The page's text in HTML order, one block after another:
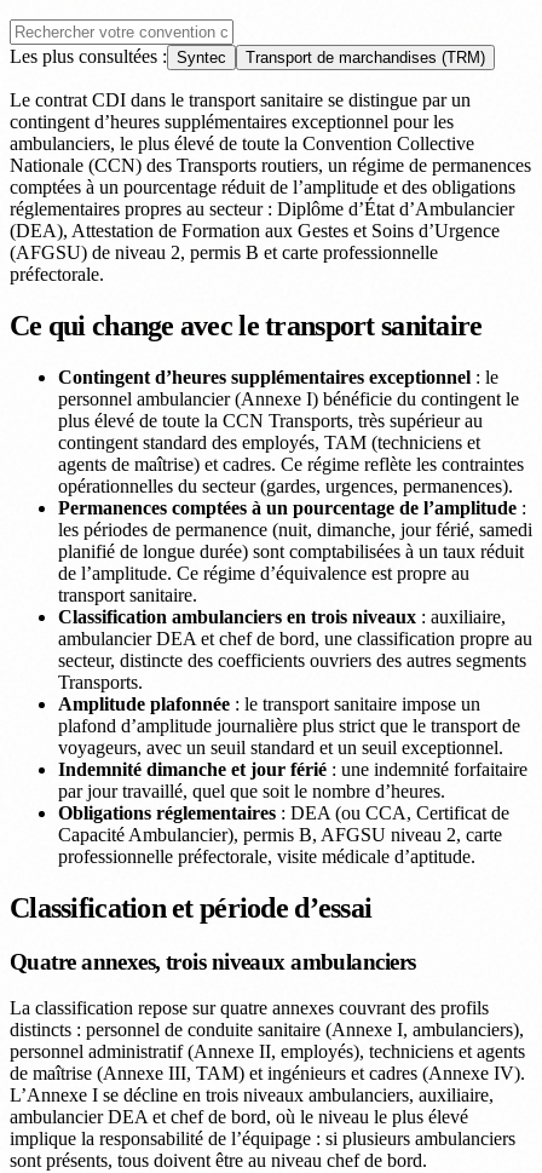
Les plus consultées : Syntec Transport de marchandises (TRM)
Le contrat CDI dans le transport sanitaire se distingue par un
contingent d’heures supplémentaires exceptionnel pour les
ambulanciers, le plus élevé de toute la Convention Collective
Nationale (CCN) des Transports routiers, un régime de permanences
comptées à un pourcentage réduit de l’amplitude et des obligations
réglementaires propres au secteur : Diplôme d’État d’Ambulancier
(DEA), Attestation de Formation aux Gestes et Soins d’Urgence
(AFGSU) de niveau 2, permis B et carte professionnelle
préfectorale.
Ce qui change avec le transport sanitaire
Contingent d’heures supplémentaires exceptionnel : le
personnel ambulancier (Annexe I) bénéficie du contingent le
plus élevé de toute la CCN Transports, très supérieur au
contingent standard des employés, TAM (techniciens et
agents de maîtrise) et cadres. Ce régime reflète les contraintes
opérationnelles du secteur (gardes, urgences, permanences).
Permanences comptées à un pourcentage de l’amplitude :
les périodes de permanence (nuit, dimanche, jour férié, samedi
planifié de longue durée) sont comptabilisées à un taux réduit
de l’amplitude. Ce régime d’équivalence est propre au
transport sanitaire.
Classification ambulanciers en trois niveaux : auxiliaire,
ambulancier DEA et chef de bord, une classification propre au
secteur, distincte des coefficients ouvriers des autres segments
Transports.
Amplitude plafonnée : le transport sanitaire impose un
plafond d’amplitude journalière plus strict que le transport de
voyageurs, avec un seuil standard et un seuil exceptionnel.
Indemnité dimanche et jour férié : une indemnité forfaitaire
par jour travaillé, quel que soit le nombre d’heures.
Obligations réglementaires : DEA (ou CCA, Certificat de
Capacité Ambulancier), permis B, AFGSU niveau 2, carte
professionnelle préfectorale, visite médicale d’aptitude.
Classification et période d’essai
Quatre annexes, trois niveaux ambulanciers
La classification repose sur quatre annexes couvrant des profils
distincts : personnel de conduite sanitaire (Annexe I, ambulanciers),
personnel administratif (Annexe II, employés), techniciens et agents
de maîtrise (Annexe III, TAM) et ingénieurs et cadres (Annexe IV).
L’Annexe I se décline en trois niveaux ambulanciers, auxiliaire,
ambulancier DEA et chef de bord, où le niveau le plus élevé
implique la responsabilité de l’équipage : si plusieurs ambulanciers
sont présents, tous doivent être au niveau chef de bord.